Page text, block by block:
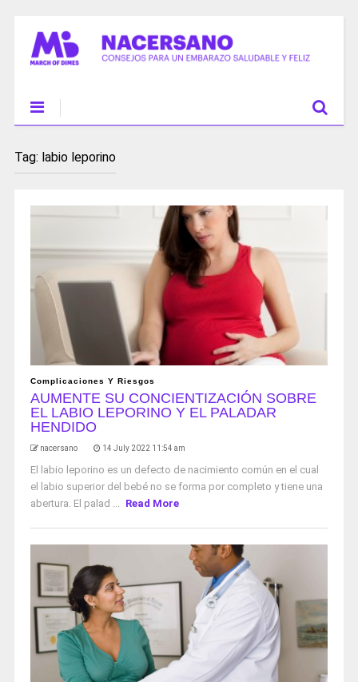
Tag: labio leporino
Complicaciones Y Riesgos
AUMENTE SU CONCIENTIZACIÓN SOBRE
EL LABIO LEPORINO Y EL PALADAR
HENDIDO
nacersano 14 July 2022 11:54 am
El labio leporino es un defecto de nacimiento común en el cual
el labio superior del bebé no se forma por completo y tiene una
abertura. El palad ... Read More